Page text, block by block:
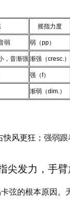
摇指力度
弱 弱（pp）
，音渐强 渐强（cresc.）
强（f）
渐弱（dim.）
快风更狂；强弱
尖发力，手
弦的根本原因。